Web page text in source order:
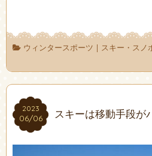
ウィンタースポーツ | スキー・スノ
2023
06/06
2023
06/06 スキーは移動手段が